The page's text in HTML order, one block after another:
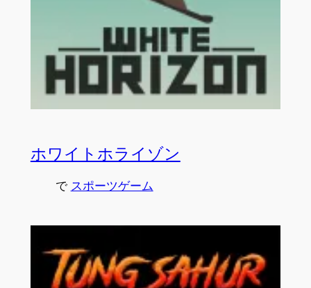
ホワイトホライゾン
で スポーツゲーム